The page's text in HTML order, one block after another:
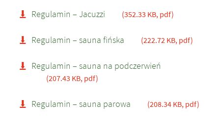
Regulamin – Jacuzzi (352.33 KB, pdf)
Regulamin – sauna fińska (222.72 KB, pdf)
Regulamin – sauna na podczerwień
(207.43 KB, pdf)
Regulamin – sauna parowa (208.34 KB, pdf)